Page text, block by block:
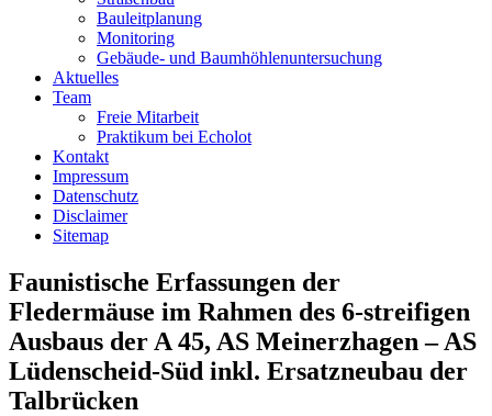
Bauleitplanung
Monitoring
Gebäude- und Baumhöhlenuntersuchung
Aktuelles
Team
Freie Mitarbeit
Praktikum bei Echolot
Kontakt
Impressum
Datenschutz
Disclaimer
Sitemap
Faunistische Erfassungen der
Fledermäuse im Rahmen des 6-streifigen
Ausbaus der A 45, AS Meinerzhagen – AS
Lüdenscheid-Süd inkl. Ersatzneubau der
Talbrücken